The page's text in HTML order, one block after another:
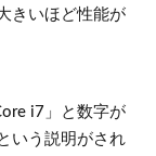
きいほど性能が
i7」と数字が
いう説明がされ